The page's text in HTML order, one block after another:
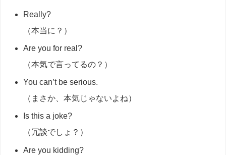
Really?
（本当に？）
Are you for real?
（本気で言ってるの？）
You can’t be serious.
（まさか、本気じゃないよね）
Is this a joke?
（冗談でしょ？）
Are you kidding?